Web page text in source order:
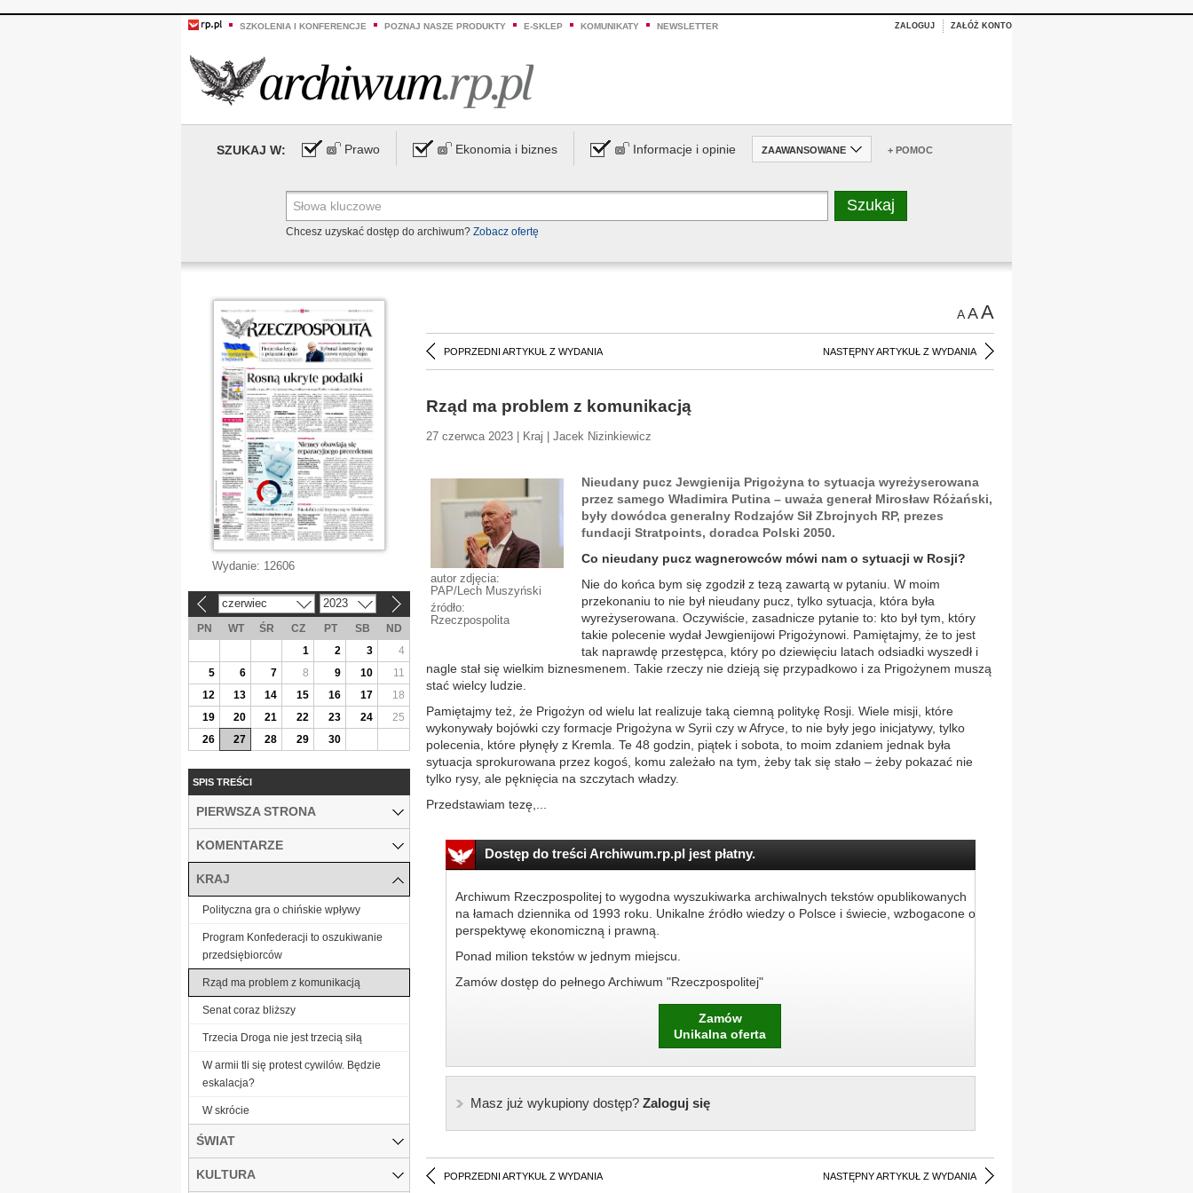
SZKOLENIA I KONFERENCJE POZNAJ NASZE PRODUKTY E-SKLEP KOMUNIKATY NEWSLETTER ZALOGUJ ZAŁÓŻ KONTO
SZUKAJ W: Prawo Ekonomia i biznes Informacje i opinie ZAAWANSOWANE + POMOC
Chcesz uzyskać dostęp do archiwum? Zobacz ofertę
AAA
POPRZEDNI ARTYKUŁ Z WYDANIA NASTĘPNY ARTYKUŁ Z WYDANIA
Rząd ma problem z komunikacją
27 czerwca 2023 | Kraj | Jacek Nizinkiewicz
autor zdjęcia:
PAP/Lech Muszyński
źródło:
Rzeczpospolita
Nieudany pucz Jewgienija Prigożyna to sytuacja wyreżyserowana
przez samego Władimira Putina – uważa generał Mirosław Różański,
były dowódca generalny Rodzajów Sił Zbrojnych RP, prezes
fundacji Stratpoints, doradca Polski 2050.
Co nieudany pucz wagnerowców mówi nam o sytuacji w Rosji?
Nie do końca bym się zgodził z tezą zawartą w pytaniu. W moim
przekonaniu to nie był nieudany pucz, tylko sytuacja, która była
wyreżyserowana. Oczywiście, zasadnicze pytanie to: kto był tym, który
takie polecenie wydał Jewgienijowi Prigożynowi. Pamiętajmy, że to jest
tak naprawdę przestępca, który po dziewięciu latach odsiadki wyszedł i
nagle stał się wielkim biznesmenem. Takie rzeczy nie dzieją się przypadkowo i za Prigożynem muszą
stać wielcy ludzie.
Pamiętajmy też, że Prigożyn od wielu lat realizuje taką ciemną politykę Rosji. Wiele misji, które
wykonywały bojówki czy formacje Prigożyna w Syrii czy w Afryce, to nie były jego inicjatywy, tylko
polecenia, które płynęły z Kremla. Te 48 godzin, piątek i sobota, to moim zdaniem jednak była
sytuacja sprokurowana przez kogoś, komu zależało na tym, żeby tak się stało – żeby pokazać nie
tylko rysy, ale pęknięcia na szczytach władzy.
Przedstawiam tezę,...
Dostęp do treści Archiwum.rp.pl jest płatny.
Archiwum Rzeczpospolitej to wygodna wyszukiwarka archiwalnych tekstów opublikowanych
na łamach dziennika od 1993 roku. Unikalne źródło wiedzy o Polsce i świecie, wzbogacone o
perspektywę ekonomiczną i prawną.
Ponad milion tekstów w jednym miejscu.
Zamów dostęp do pełnego Archiwum "Rzeczpospolitej"
Zamów
Unikalna oferta
Masz już wykupiony dostęp?Zaloguj się
POPRZEDNI ARTYKUŁ Z WYDANIA NASTĘPNY ARTYKUŁ Z WYDANIA
Wydanie: 12606
czerwiec 2023
PN WT ŚR CZ PT SB
ND
1
2 3
4
5
6 7 8 9 10
11
12
13 14 15 16 17
18
19
20 21 22 23 24
25
26
27 28 29 30
SPIS TREŚCI
PIERWSZA STRONA
KOMENTARZE
KRAJ
Polityczna gra o chińskie wpływy
Program Konfederacji to oszukiwanie
przedsiębiorców
Rząd ma problem z komunikacją
Senat coraz bliższy
Trzecia Droga nie jest trzecią siłą
W armii tli się protest cywilów. Będzie
eskalacja?
W skrócie
ŚWIAT
KULTURA